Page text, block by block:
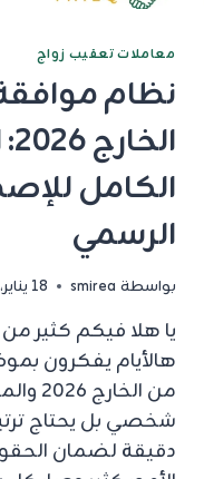
معاملات تعقيب زواج
نظام
الكامل
الرسمي
بواسطة smirea 18 يناير، 2026
يا هلا فيكم كثير
هالأيام يفكرون
من
شخصي بل يحتاج
دقيقة لضمان